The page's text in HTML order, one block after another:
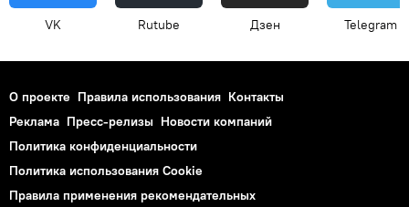
VK Rutube Дзен Telegram
О проекте Правила использования Контакты
Реклама Пресс-релизы Новости компаний
Политика конфиденциальности
Политика использования Cookie
Правила применения рекомендательных